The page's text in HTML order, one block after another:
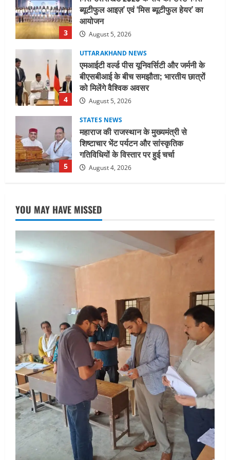
4
बीएसबीआई के बीच समझौता; भारतीय छात्रों
को मिलेंगे वैश्विक अवसर
August 5, 2026
5
STATES NEWS
महाराज की राजस्थान के मुख्यमंत्री से
शिष्टाचार भेंट पर्यटन और सांस्कृतिक
गतिविधियों के विस्तार पर हुई चर्चा
August 4, 2026
1
UTTARAKHAND NEWS
जिलाधिकारी/जिला निर्वाचन अधिकारी ने
सहसपुर विधानसभा क्षेत्र के पोलिंग बूथों का
निरीक्षण कर एसआईआर आपत्ति निस्तारण
शिविर की व्यवस्थाओं का लिया जायजा
2
तीलू रौतेली पुरस्कार के लिए 13 वीरांगनाओं का
चयन : रेखा आर्या
UTTARAKHAND NEWS
मिस उत्तराखंड 2026 के सब-कॉन्टेस्ट ‘मिस
August 5, 2026
UTTARAKHAND NEWS
एमआईटी वर्ल्ड पीस यूनिवर्सिटी और जर्मनी के
बीएसबीआई के बीच समझौता; भारतीय छात्रों
को मिलेंगे वैश्विक अवसर
August 5, 2026
STATES NEWS
महाराज की राजस्थान के मुख्यमंत्री से
शिष्टाचार भेंट पर्यटन और सांस्कृतिक
गतिविधियों के विस्तार पर हुई चर्चा
August 4, 2026
YOU MAY HAVE MISSED